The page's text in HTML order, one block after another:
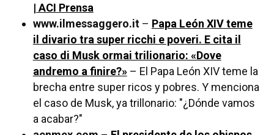
| ACI Prensa
www.ilmessaggero.it– Papa León XIV teme
il divario tra super ricchi e poveri. E cita il
caso di Musk ormai trilionario: «Dove
andremo a finire?»– El Papa León XIV teme la
brecha entre super ricos y pobres. Y menciona
el caso de Musk, ya trillonario: "¿Dónde vamos
a acabar?"